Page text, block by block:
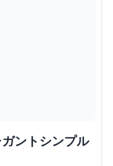
ントシンプル